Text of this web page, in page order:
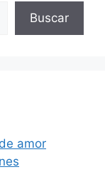
Buscar
amor